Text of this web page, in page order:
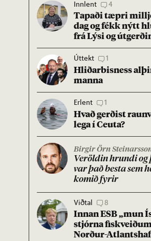
Innlent 4
Tap­aði tæpri
dag og fékk nýtt
frá Lýsi og
Úttekt 1
Hlið­ar­bis­ness
manna
Erlent 1
Hvað gerð­ist
lega í Ceuta?
Birgir Örn
Ver­öld­in hrundi og
var það besta sem
kom­ið fyr­ir
Viðtal 8
Inn­an ESB „mun
stjórna
Norð­ur-